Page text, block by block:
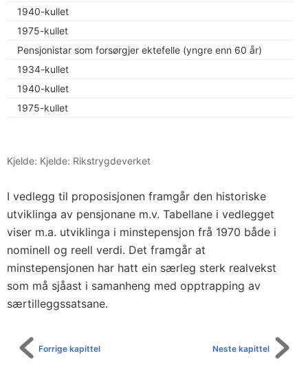
1940-kullet
1975-kullet
Pensjonistar som forsørgjer ektefelle (yngre enn 60 år)
1934-kullet
1940-kullet
1975-kullet
Kjelde: Kjelde: Rikstrygdeverket
I vedlegg til proposisjonen framgår den historiske
utviklinga av pensjonane m.v. Tabellane i vedlegget
viser m.a. utviklinga i minstepensjon frå 1970 både i
nominell og reell verdi. Det framgår at
minstepensjonen har hatt ein særleg sterk realvekst
som må sjåast i samanheng med opptrapping av
særtilleggssatsane.
Neste kapittel
Forrige kapittel